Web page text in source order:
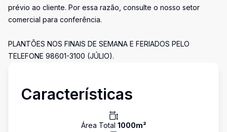
prévio ao cliente. Por essa razão, consulte o nosso setor
comercial para conferência.
PLANTÕES NOS FINAIS DE SEMANA E FERIADOS PELO
TELEFONE 98601-3100 (JÚLIO).
Características
Área Total 1000m²